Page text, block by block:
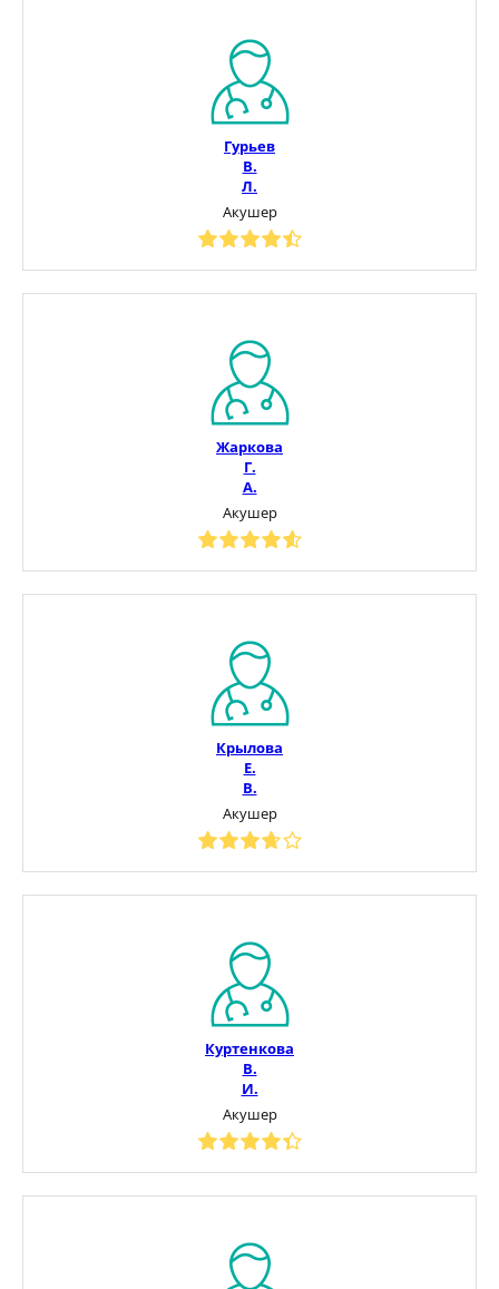
Гурьев
В.
Л.
Акушер
Жаркова
Г.
А.
Акушер
Крылова
Е.
В.
Акушер
Куртенкова
В.
И.
Акушер